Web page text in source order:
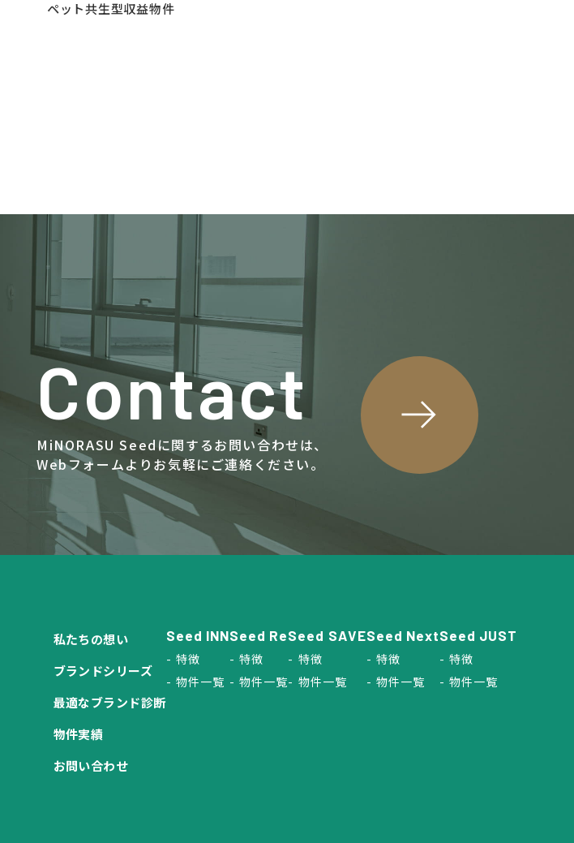
ペット共生型収益物件
Contact
MiNORASU Seedに関するお問い合わせは、
Webフォームよりお気軽にご連絡ください。
私たちの想い
ブランドシリーズ
最適なブランド診断
物件実績
お問い合わせ
Seed INN
特徴
物件一覧
Seed Re
特徴
物件一覧
Seed SAVE
特徴
物件一覧
Seed Next
特徴
物件一覧
Seed JUST
特徴
物件一覧